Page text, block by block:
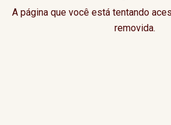
A página que você está tentando
removida.